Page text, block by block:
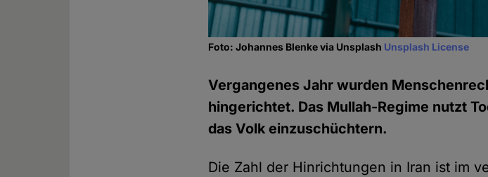
Foto: Johannes Blenke via Unsplash Unsplash License
Vergangenes Jahr wurden
hingerichtet. Das Mullah-Regime nutzt
das Volk einzuschüchtern.
Die Zahl der Hinrichtungen in Iran ist im